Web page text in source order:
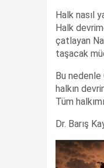
Halk nasıl
Halk
çatlayan
taşacak
Bu nedenle
halkın
Tüm
Dr. Barış